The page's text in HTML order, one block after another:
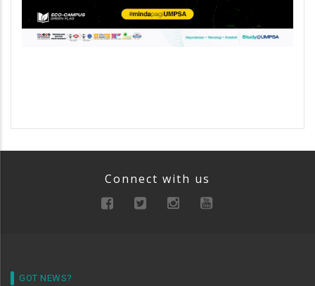
Connect with us
GOT NEWS?